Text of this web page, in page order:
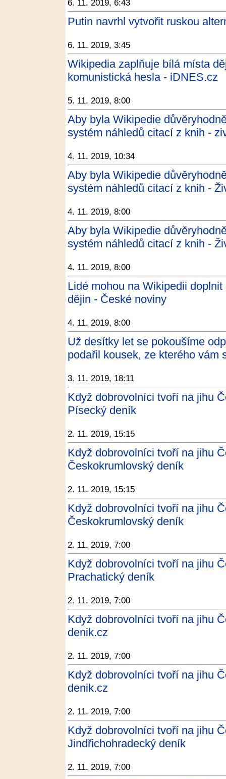
6. 11. 2019, 6:43
Putin navrhl vytvořit ruskou
6. 11. 2019, 3:45
Wikipedia zaplňuje bílá místa
komunistická hesla - iDNES.cz
5. 11. 2019, 8:00
Aby byla Wikipedie
systém náhledů citací z knih -
4. 11. 2019, 10:34
Aby byla Wikipedie
systém náhledů citací z knih -
4. 11. 2019, 8:00
Aby byla Wikipedie
systém náhledů citací z knih -
4. 11. 2019, 8:00
Lidé mohou na Wikipedii
dějin - České noviny
4. 11. 2019, 8:00
Už desítky let se pokoušíme
podařil kousek, ze kterého vám
3. 11. 2019, 18:11
Když dobrovolníci tvoří na jihu
Písecký deník
2. 11. 2019, 15:15
Když dobrovolníci tvoří na jihu
Českokrumlovský deník
2. 11. 2019, 15:15
Když dobrovolníci tvoří na jihu
Českokrumlovský deník
2. 11. 2019, 7:00
Když dobrovolníci tvoří na jihu
Prachatický deník
2. 11. 2019, 7:00
Když dobrovolníci tvoří na jihu
denik.cz
2. 11. 2019, 7:00
Když dobrovolníci tvoří na jihu
denik.cz
2. 11. 2019, 7:00
Když dobrovolníci tvoří na jihu
Jindřichohradecký deník
2. 11. 2019, 7:00